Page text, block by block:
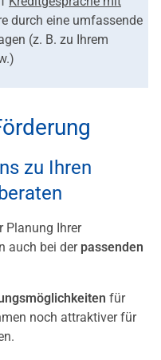
durch eine umfassende
(z. B. zu Ihrem
zu Ihren
Planung Ihrer
auch bei der passenden
für
noch attraktiver für